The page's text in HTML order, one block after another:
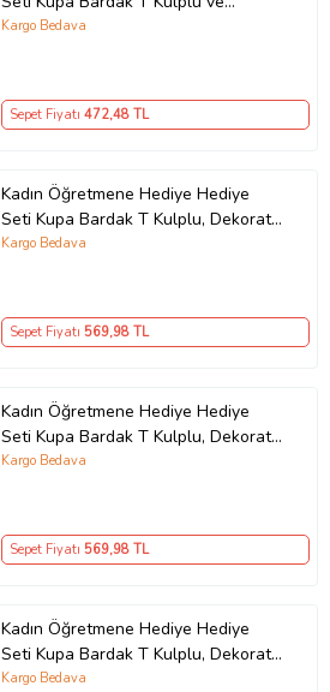
Dekoratif Taş Öğretmenler Günü
Kargo Bedava
Sepet Fiyatı 472,48 TL
Kadın Öğretmene Hediye Hediye
Seti Kupa Bardak T Kulplu, Dekoratif
Taş, Anahtarlık Öğretmenler Günü
Kargo Bedava
Sepet Fiyatı 569,98 TL
Kadın Öğretmene Hediye Hediye
Seti Kupa Bardak T Kulplu, Dekoratif
Taş, Anahtarlık Öğretmenler Günü
Kargo Bedava
Sepet Fiyatı 569,98 TL
Kadın Öğretmene Hediye Hediye
Seti Kupa Bardak T Kulplu, Dekoratif
Taş, Anahtarlık Öğretmenler Günü
Kargo Bedava